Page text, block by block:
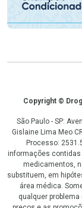
CopyrightCopyright ©
São Paulo - SP:
Gislaine Lima Meo
Processo:
informações
medicamentos,
substituem, em
área médica.
qualquer